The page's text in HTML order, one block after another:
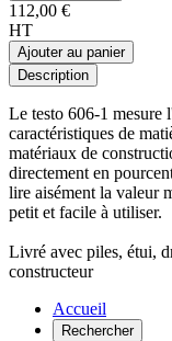
112,00 €
HT
Ajouter au panier
Description
Le testo 606-1 mesure
caractéristiques de
matériaux de
directement en
lire aisément la valeur
petit et facile à utiliser.
Livré avec piles, étui,
constructeur
Accueil
Rechercher